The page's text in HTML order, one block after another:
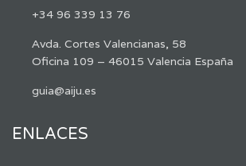
+34 96 339 13 76
Avda. Cortes Valencianas, 58
Oficina 109 – 46015 Valencia España
guia@aiju.es
ENLACES